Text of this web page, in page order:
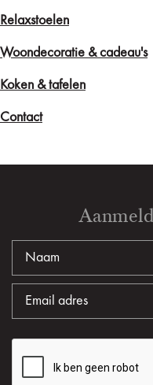
Relaxstoelen
Woondecoratie & cadeau's
Koken & tafelen
Contact